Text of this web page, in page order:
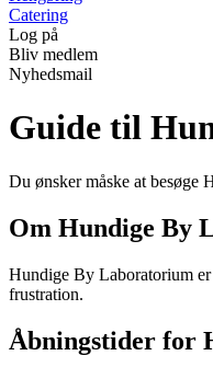
Catering
Log på
Bliv medlem
Nyhedsmail
Guide til
Du ønsker måske at besøge
Om Hundige By
Hundige By Laboratorium
frustration.
Åbningstider for